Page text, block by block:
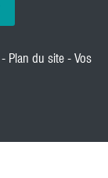
- Plan du site - Vos